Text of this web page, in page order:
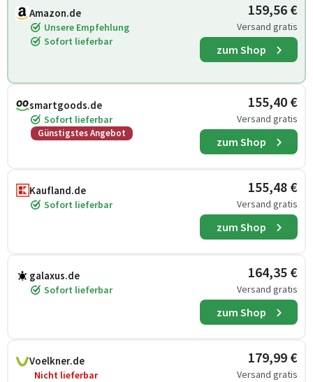
Amazon.de
Unsere Empfehlung
Sofort lieferbar
159,56 €
Versand gratis
zum Shop
smartgoods.de
Sofort lieferbar
Günstigstes Angebot
155,40 €
Versand gratis
zum Shop
Kaufland.de
Sofort lieferbar
155,48 €
Versand gratis
zum Shop
galaxus.de
Sofort lieferbar
164,35 €
Versand gratis
zum Shop
Voelkner.de
Nicht lieferbar
179,99 €
Versand gratis